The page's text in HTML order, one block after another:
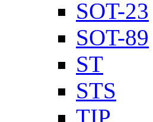
SOT-23
SOT-89
ST
STS